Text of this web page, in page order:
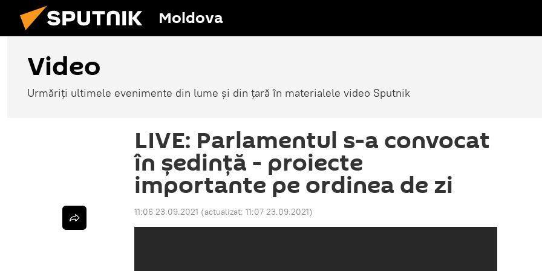
Moldova
Video
Urmăriți ultimele evenimente din lume și din țară în materialele video Sputnik
LIVE: Parlamentul s-a convocat
în ședință - proiecte
importante pe ordinea de zi
11:06 23.09.2021 (actualizat: 11:07 23.09.2021)